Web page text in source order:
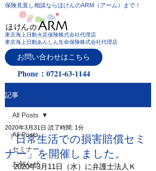
保険見直し相談ならほけんのARM（アーム）まで！
東京海上日動火災保険株式会社代理店
東京海上日動あんしん生命保険株式会社代理店
お問い合わせはこちら
Phone：0721-63-1144
記事
All Posts
セミナー
お知らせ
All Posts
「日常生活での損害賠償セミ
ナー」を開催しました。
2020年3月31日 読了時間: 1分
2020年3月11日（水）に弁護士法人Ｋ